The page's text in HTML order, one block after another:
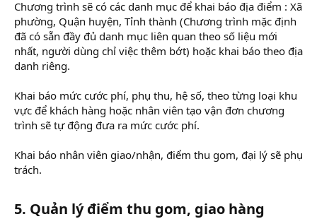
Chương trình sẽ có các danh mục để khai báo địa điểm : Xã
phường, Quận huyện, Tỉnh thành (Chương trình mặc định
đã có sẵn đầy đủ danh mục liên quan theo số liệu mới
nhất, người dùng chỉ việc thêm bớt) hoặc khai báo theo địa
danh riêng.
Khai báo mức cước phí, phụ thu, hệ số, theo từng loại khu
vực để khách hàng hoặc nhân viên tạo vận đơn chương
trình sẽ tự động đưa ra mức cước phí.
Khai báo nhân viên giao/nhận, điểm thu gom, đại lý sẽ phụ
trách.
5. Quản lý điểm thu gom, giao hàng